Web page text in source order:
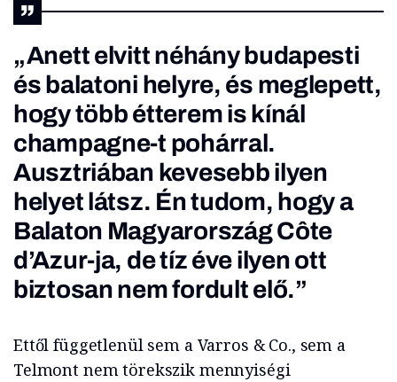
„Anett elvitt néhány budapesti
és balatoni helyre, és meglepett,
hogy több étterem is kínál
champagne-t pohárral.
Ausztriában kevesebb ilyen
helyet látsz. Én tudom, hogy a
Balaton Magyarország Côte
d’Azur-ja, de tíz éve ilyen ott
biztosan nem fordult elő.”
Ettől függetlenül sem a Varros & Co., sem a
Telmont nem törekszik mennyiségi